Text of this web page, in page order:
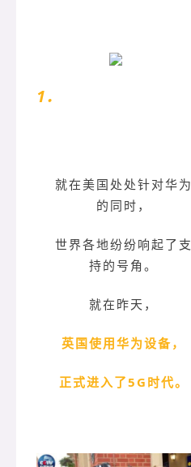
1．
就在美国处处针对华为
的同时，
世界各地纷纷响起了支
持的号角。
就在昨天，
英国使用华为设备，
正式进入了5G时代。